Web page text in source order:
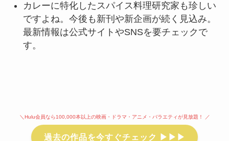
カレーに特化したスパイス料理研究家も珍しい
ですよね。今後も新刊や新企画が続く見込み。
最新情報は公式サイトやSNSを要チェックで
す。
＼Hulu会員なら100,000本以上の映画・ドラマ・アニメ・バラエティが見放題！ ／
過去の作品を今すぐチェック ▶▶▶